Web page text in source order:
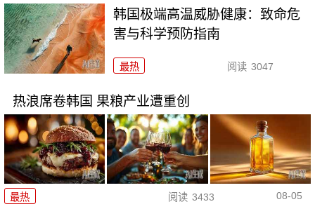
韩国极端高温威胁健康：致命危
害与科学预防指南
最热 阅读 3047
热浪席卷韩国 果粮产业遭重创
最热 阅读 3433 08-05